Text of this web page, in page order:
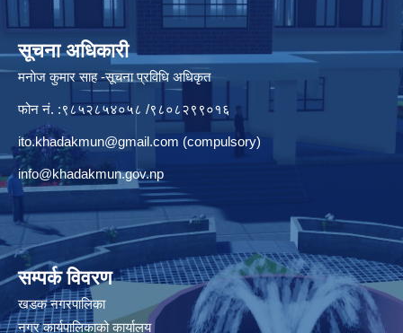
सूचना अधिकारी
मनाेज कुमार साह -सूचना प्रविधि अधिकृत
फोन नं. :९८५२८५४०५८ /९८०८२९९०१६
ito.khadakmun@gmail.com (compulsory)
info@khadakmun.gov.np
सम्पर्क विवरण
खडक नगरपालिका
नगर कार्यपालिकाको कार्यालय